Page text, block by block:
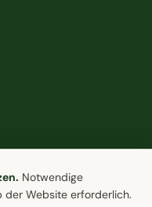
Notwendige
der Website erforderlich.